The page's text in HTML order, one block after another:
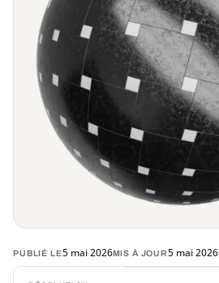
PUBLIÉ LE5 mai 2026MIS À JOUR5 mai 2026